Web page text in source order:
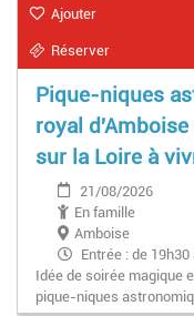
Ajouter
Réserver
Pique-niques
royal d'Amboise
sur la Loire à
21/08/2026
En famille
Amboise
Entrée : de 19h30
Concert : de 20h30 à
Idée de soirée magique
pique-niques